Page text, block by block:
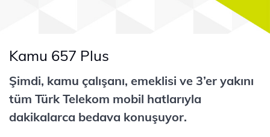
Kamu 657 Plus
Şimdi, kamu çalışanı, emeklisi ve 3’er yakını
tüm Türk Telekom mobil hatlarıyla
dakikalarca bedava konuşuyor.